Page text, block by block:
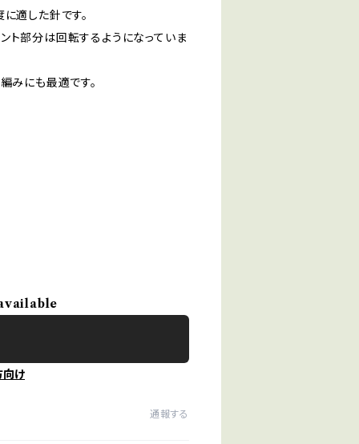
適した針です。
ト部分は回転するようになっていま
みにも最適です。
向け
通報する